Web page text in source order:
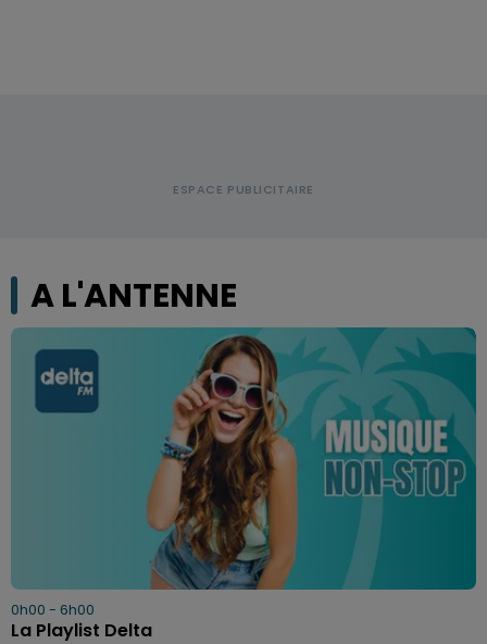
A L'ANTENNE
0h00 - 6h00
La Playlist Delta